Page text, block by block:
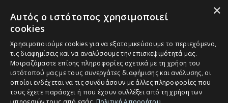
Βόρεια Προάστια
Νέο Ηράκλειο - Μαρούσι
Ζαλοκώστα 18 & Εμμανουήλ Παπαδάκη 12, T.K.:
14121, Τηλ:210 2712588
×
Αυτός ο ιστότοπος χρησιμοποιεί
cookies
Χρησιμοποιούμε cookies για να εξατομικεύσουμε το περιεχόμενο,
τις διαφημίσεις και να αναλύσουμε την επισκεψιμότητά μας.
Μοιραζόμαστε επίσης πληροφορίες σχετικά με τη χρήση του
ιστότοπού μας με τους συνεργάτες διαφήμισης και ανάλυσης, οι
οποίοι ενδέχεται να τις συνδυάσουν με άλλες πληροφορίες που
τους έχετε παράσχει ή που έχουν συλλέξει από τη χρήση των